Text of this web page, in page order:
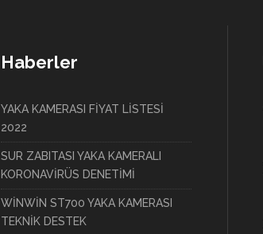
Haberler
YAKA KAMERASI FİYAT LİSTESİ
2022
SUR ZABITASI YAKA KAMERALI
KORONAVİRÜS DENETİMİ
WİNWİN ST700 YAKA KAMERASI
TEKNİK DESTEK